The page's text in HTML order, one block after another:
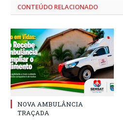
CONTEÚDO RELACIONADO
NOVA AMBULÂNCIA
TRAÇADA